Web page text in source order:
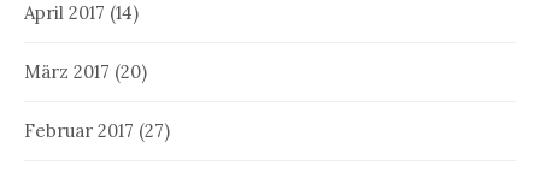
April 2017 (14)
März 2017 (20)
Februar 2017 (27)